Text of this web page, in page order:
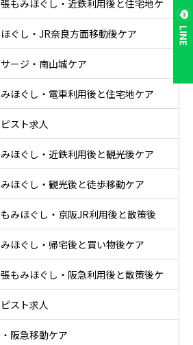
LINE
もみほぐし・近鉄利用後と住宅地ケ
ぐし・JR奈良方面移動後ケア
ージ・南山城ケア
ほぐし・電車利用後と住宅地ケア
スト求人
ほぐし・近鉄利用後と観光後ケア
ほぐし・観光後と徒歩移動ケア
みほぐし・京阪JR利用後と散策後
ほぐし・帰宅後と買い物後ケア
もみほぐし・阪急利用後と散策後ケ
スト求人
阪急移動ケア